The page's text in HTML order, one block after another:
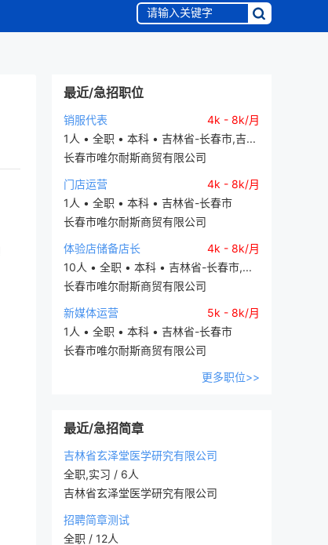
最近/急招职位
销服代表
4k - 8k/月
1人 • 全职 • 本科 • 吉林省-长春市,吉...
长春市唯尔耐斯商贸有限公司
门店运营
4k - 8k/月
1人 • 全职 • 本科 • 吉林省-长春市
长春市唯尔耐斯商贸有限公司
体验店储备店长
4k - 8k/月
10人 • 全职 • 本科 • 吉林省-长春市,...
长春市唯尔耐斯商贸有限公司
新媒体运营
5k - 8k/月
1人 • 全职 • 本科 • 吉林省-长春市
长春市唯尔耐斯商贸有限公司
更多职位>>
最近/急招简章
吉林省玄泽堂医学研究有限公司
全职,实习 / 6人
吉林省玄泽堂医学研究有限公司
招聘简章测试
全职 / 12人